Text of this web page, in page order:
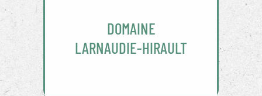
DOMAINE
LARNAUDIE-HIRAULT